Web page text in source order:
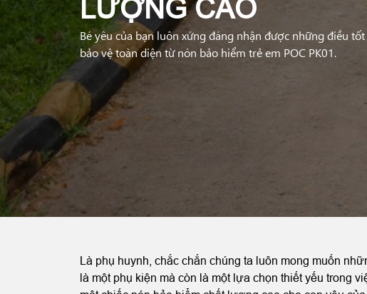
LƯỢNG CAO
Bé yêu của bạn luôn xứng đáng nhận được những điều
bảo vệ toàn diện từ nón bảo hiểm trẻ em POC PK01.
Là phụ huynh, chắc chắn chúng ta luôn mong muốn
là một phụ kiện mà còn là một lựa chọn thiết yếu trong